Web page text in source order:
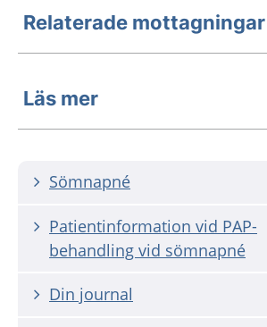
Relaterade mottagningar
Läs mer
Sömnapné
Patientinformation vid PAP-
behandling vid sömnapné
Din journal